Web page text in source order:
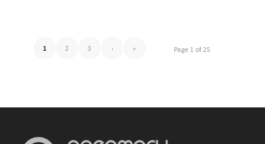
Page 1 of 25
1 2 3 › »